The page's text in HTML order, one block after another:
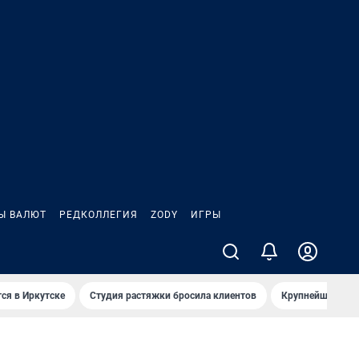
ВАЛЮТ РЕДКОЛЛЕГИЯ ZODY ИГРЫ
в Иркутске Студия растяжки бросила клиентов Крупнейшие